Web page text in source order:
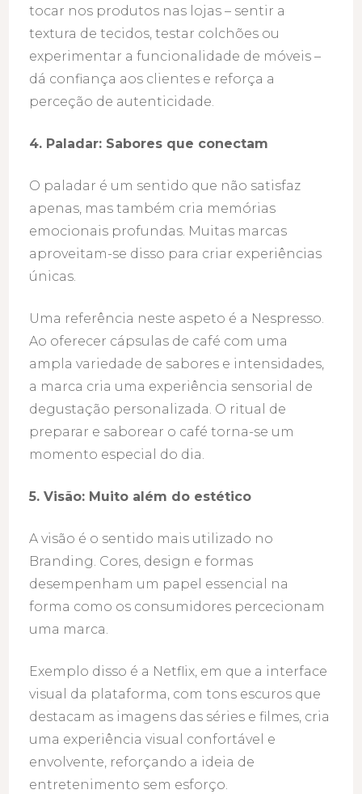
tocar nos produtos nas lojas – sentir a
textura de tecidos, testar colchões ou
experimentar a funcionalidade de móveis –
dá confiança aos clientes e reforça a
perceção de autenticidade.
4. Paladar: Sabores que conectam
O paladar é um sentido que não satisfaz
apenas, mas também cria memórias
emocionais profundas. Muitas marcas
aproveitam-se disso para criar experiências
únicas.
Uma referência neste aspeto é a Nespresso.
Ao oferecer cápsulas de café com uma
ampla variedade de sabores e intensidades,
a marca cria uma experiência sensorial de
degustação personalizada. O ritual de
preparar e saborear o café torna-se um
momento especial do dia.
5. Visão: Muito além do estético
A visão é o sentido mais utilizado no
Branding. Cores, design e formas
desempenham um papel essencial na
forma como os consumidores percecionam
uma marca.
Exemplo disso é a Netflix, em que a interface
visual da plataforma, com tons escuros que
destacam as imagens das séries e filmes, cria
uma experiência visual confortável e
envolvente, reforçando a ideia de
entretenimento sem esforço.